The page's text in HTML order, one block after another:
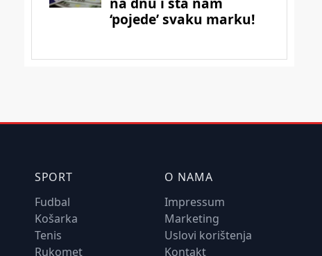
SPORT
Fudbal
Košarka
Tenis
Rukomet
O NAMA
Impressum
Marketing
Uslovi korištenja
Kontakt